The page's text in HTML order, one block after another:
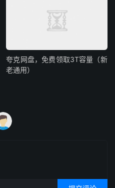
夸克网盘，免费领取3T容量（新
老通用）